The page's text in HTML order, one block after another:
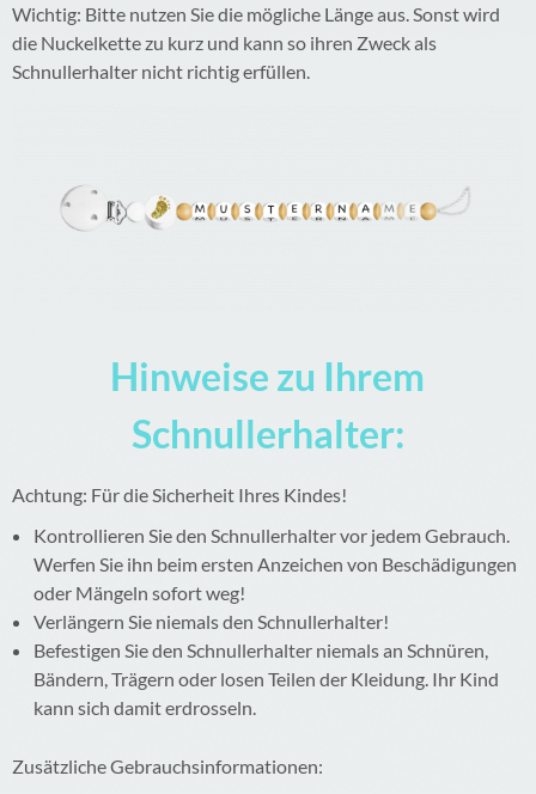
Wichtig: Bitte nutzen Sie die mögliche Länge aus. Sonst wird
die Nuckelkette zu kurz und kann so ihren Zweck als
Schnullerhalter nicht richtig erfüllen.
Hinweise zu Ihrem
Schnullerhalter:
Achtung: Für die Sicherheit Ihres Kindes!
Kontrollieren Sie den Schnullerhalter vor jedem Gebrauch.
Werfen Sie ihn beim ersten Anzeichen von Beschädigungen
oder Mängeln sofort weg!
Verlängern Sie niemals den Schnullerhalter!
Befestigen Sie den Schnullerhalter niemals an Schnüren,
Bändern, Trägern oder losen Teilen der Kleidung. Ihr Kind
kann sich damit erdrosseln.
Zusätzliche Gebrauchsinformationen: